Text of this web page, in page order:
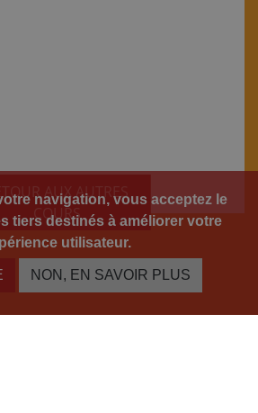
AUX AUTRES
COURS
navigation, vous acceptez le
tiers destinés à améliorer votre
utilisateur.
NON, EN SAVOIR PLUS